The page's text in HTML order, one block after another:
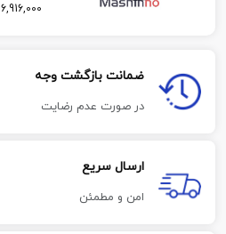
6,916,000
ضمانت بازگشت وجه
در صورت عدم رضایت
ارسال سریع
امن و مطمئن